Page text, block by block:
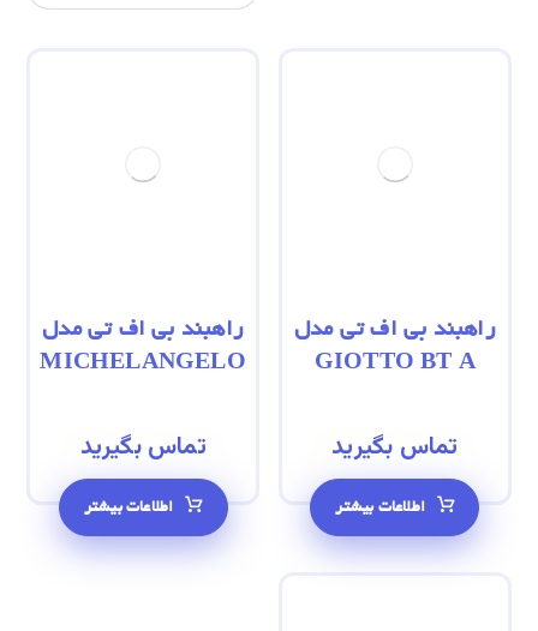
راهبند بی‌ اف‌ تی مدل
GIOTTO BT A
تماس بگیرید
اطلاعات بیشتر
راهبند بی‌ اف‌ تی مدل
MICHELANGELO
تماس بگیرید
اطلاعات بیشتر